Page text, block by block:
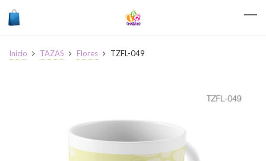
Inicio TAZAS Flores TZFL-049